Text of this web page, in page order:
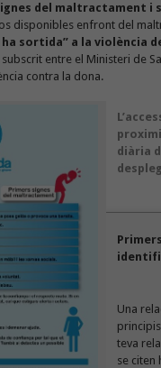
del maltractament i
disponibles enfront del
sortida” a la violència
entre el Ministeri de
contra la dona.
diària
Una
teva
se citen